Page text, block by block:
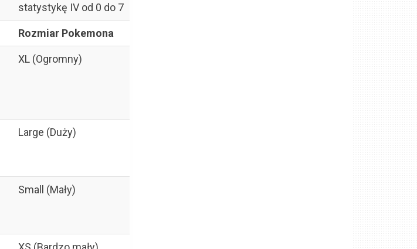
statystykę IV od 0 do 7
Rozmiar Pokemona
XL (Ogromny)
Large (Duży)
Small (Mały)